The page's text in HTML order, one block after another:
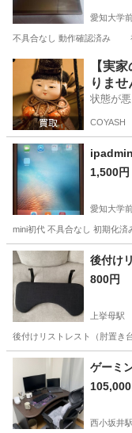
愛知大学
不具合なし 動作確認済み 初
愛知 豊橋市 愛知大
【実
りませ
状態が
COYASH
1,500円
愛知大学
mini初代 不具合なし 初期化
愛知 豊橋市 愛知大
後付け
800円
上挙母駅
後付けリストレスト（肘置き
愛知 豊田市 上挙母駅
ゲーミ
105,000
西小坂井駅